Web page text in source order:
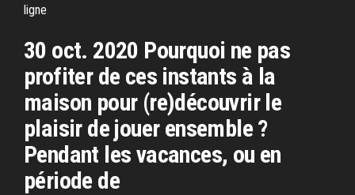
ligne
30 oct. 2020 Pourquoi ne pas
profiter de ces instants à la
maison pour (re)découvrir le
plaisir de jouer ensemble ?
Pendant les vacances, ou en
période de